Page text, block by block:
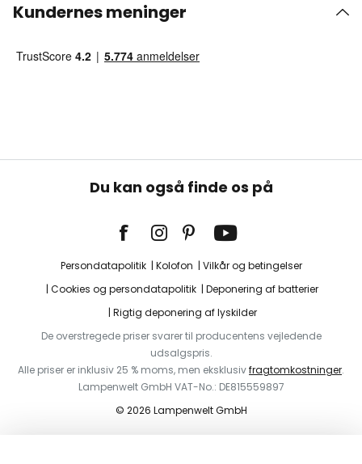
Kundernes meninger
Du kan også finde os på
Persondatapolitik Kolofon
Vilkår og betingelser
Cookies og persondatapolitik
Deponering af batterier
Rigtig deponering af lyskilder
De overstregede priser svarer til producentens vejledende
udsalgspris.
Alle priser er inklusiv 25 % moms, men eksklusivfragtomkostninger.
Lampenwelt GmbH VAT-No.: DE815559897
© 2026 Lampenwelt GmbH